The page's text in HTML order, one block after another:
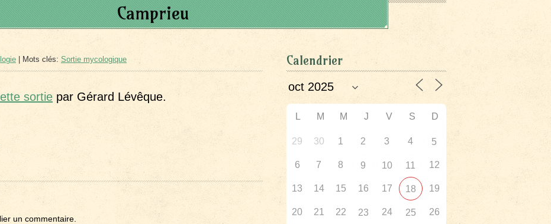
Camprieu
| Mots clés: Sortie mycologique
sortie par Gérard Lévêque.
un commentaire.
Calendrier
L M M J V S D
29 30 1 2 3 4 5
6 7 8 9 10 11 12
13 14 15 16 17 18 19
20 21 22 23 24 25 26